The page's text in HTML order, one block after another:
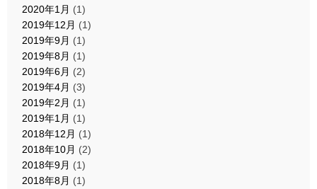
2020年1月 (1)
2019年12月 (1)
2019年9月 (1)
2019年8月 (1)
2019年6月 (2)
2019年4月 (3)
2019年2月 (1)
2019年1月 (1)
2018年12月 (1)
2018年10月 (2)
2018年9月 (1)
2018年8月 (1)